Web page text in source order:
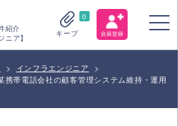
紹介
ア】
0
キープ
> インフラエンジニア
>
携帯電話会社の顧客管理システム維持・運用